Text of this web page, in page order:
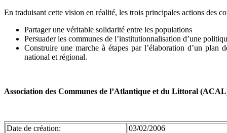
En traduisant cette vision en réalité, les trois principales actions des
Partager une véritable solidarité entre les populations
Persuader les communes de l’institutionnalisation d’une
Construire une marche à étapes par l’élaboration d’un plan
national et régional.
Association des Communes de l’Atlantique et du Littoral
Date de création:
03/02/2006